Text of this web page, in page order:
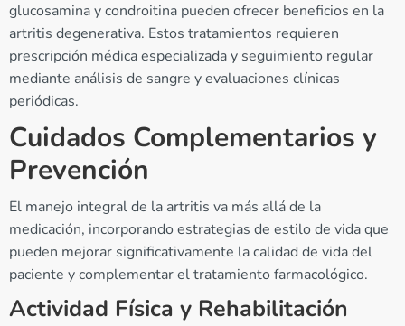
glucosamina y condroitina pueden ofrecer beneficios en la
artritis degenerativa. Estos tratamientos requieren
prescripción médica especializada y seguimiento regular
mediante análisis de sangre y evaluaciones clínicas
periódicas.
Cuidados Complementarios y
Prevención
El manejo integral de la artritis va más allá de la
medicación, incorporando estrategias de estilo de vida que
pueden mejorar significativamente la calidad de vida del
paciente y complementar el tratamiento farmacológico.
Actividad Física y Rehabilitación